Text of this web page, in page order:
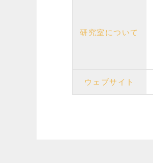
研究室について
ウェブサイト